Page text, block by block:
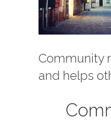
Community
and helps